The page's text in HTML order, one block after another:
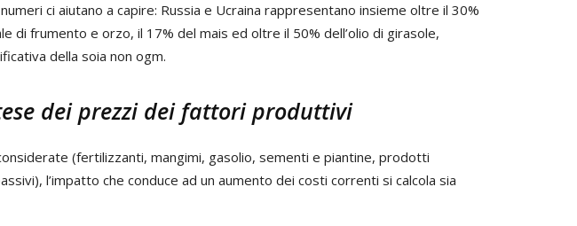
ci aiutano a capire: Russia e Ucraina rappresentano insieme oltre il 30%
di frumento e orzo, il 17% del mais ed oltre il 50% dell’olio di girasole,
della soia non ogm.
dei prezzi dei fattori produttivi
(fertilizzanti, mangimi, gasolio, sementi e piantine, prodotti
l’impatto che conduce ad un aumento dei costi correnti si calcola sia